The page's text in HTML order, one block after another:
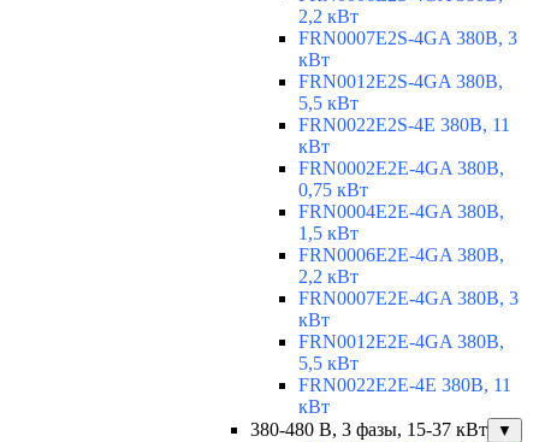
2,2 кВт
FRN0007E2S-4GA 380В, 3
кВт
FRN0012E2S-4GA 380В,
5,5 кВт
FRN0022E2S-4E 380В, 11
кВт
FRN0002E2E-4GA 380В,
0,75 кВт
FRN0004E2E-4GA 380В,
1,5 кВт
FRN0006E2E-4GA 380В,
2,2 кВт
FRN0007E2E-4GA 380В, 3
кВт
FRN0012E2E-4GA 380В,
5,5 кВт
FRN0022E2E-4E 380В, 11
кВт
380-480 В, 3 фазы, 15-37 кВт
▼